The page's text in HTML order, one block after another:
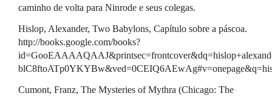
caminho de volta para Ninrode e seus colegas.
Hislop, Alexander, Two Babylons, Capítulo sobre a páscoa.
http://books.google.com/books?
Cumont, Franz, The Mysteries of Mythra (Chicago: The